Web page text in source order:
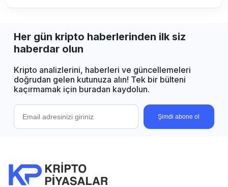
Her gün kripto haberlerinden ilk siz
haberdar olun
Kripto analizlerini, haberleri ve güncellemeleri
doğrudan gelen kutunuza alın! Tek bir bülteni
kaçırmamak için buradan kaydolun.
Şimdi abone ol